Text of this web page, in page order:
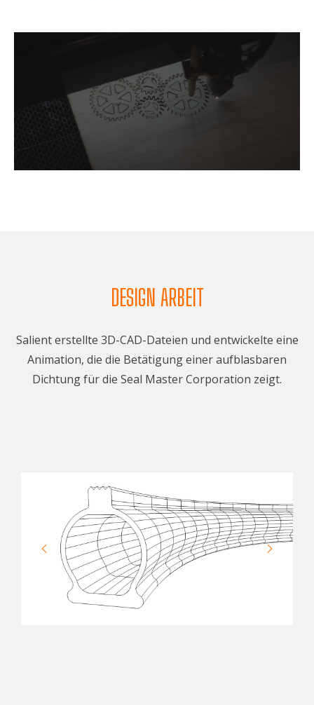
DESIGN ARBEIT
Salient erstellte 3D-CAD-Dateien und entwickelte eine
Animation, die die Betätigung einer aufblasbaren
Dichtung für die Seal Master Corporation zeigt.